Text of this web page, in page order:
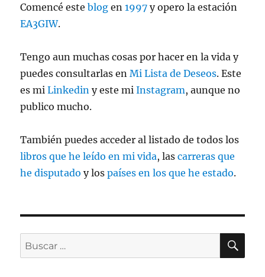
Comencé esteblog en1997 y opero la estación
EA3GIW.
Tengo aun muchas cosas por hacer en la vida y
puedes consultarlas enMi Lista de Deseos. Este
es miLinkedin y este miInstagram, aunque no
publico mucho.
También puedes acceder al listado de todos los
libros que he leído en mi vida, lascarreras que
he disputado y lospaíses en los que he estado.
Buscar
por: